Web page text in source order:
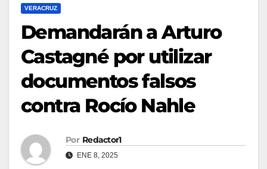
VERACRUZ
Demandarán a Arturo
Castagné por utilizar
documentos falsos
contra Rocío Nahle
Por Redactor1
ENE 8, 2025